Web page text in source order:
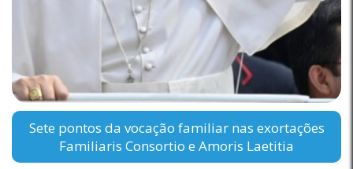
Sete pontos da vocação familiar nas exortações
Familiaris Consortio e Amoris Laetitia